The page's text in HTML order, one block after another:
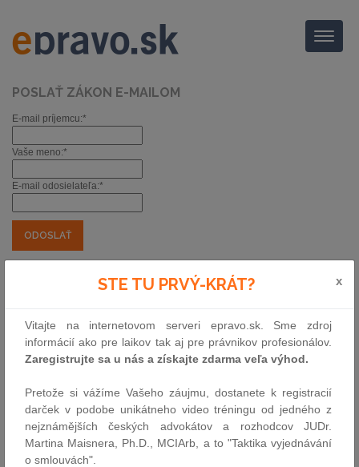
Menu
POSLAŤ ZÁKON E-MAILOM
E-mail príjemcu:*
Vaše meno:*
E-mail odosielateľa:*
Nariadenie Vlády Slovenskej republiky
prevádzkarne
Zbierka:105/2026|
26.5.2026
Externý odkaz predpisu
pošli e-mailom
vytlač zákon
STE TU PRVÝ-KRÁT? x
Vitajte na internetovom serveri epravo.sk. Sme zdroj
informácií ako pre laikov tak aj pre právnikov profesionálov.
Zaregistrujte sa u nás a získajte zdarma veľa výhod.
Pretože si vážíme Vašeho záujmu, dostanete k registracií
darček v podobe unikátneho video tréningu od jedného z
nejznámějších českých advokátov a rozhodcov JUDr.
Martina Maisnera, Ph.D., MCIArb, a to "Taktika vyjednávání
o smlouvách".